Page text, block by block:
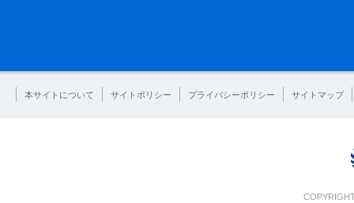
本サイトについて サイトポリシー プライバシーポリシー サイトマップ